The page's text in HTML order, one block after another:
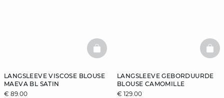
LANGSLEEVE VISCOSE BLOUSE
MAEVA BL SATIN
€ 89.00
BASKETFULL
LANGSLEEVE GEBORDUURDE
BLOUSE CAMOMILLE
€ 129.00